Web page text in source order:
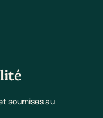
soumises au